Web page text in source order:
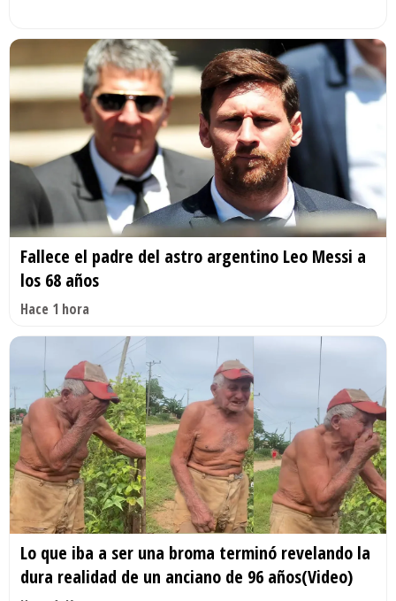
Fallece el padre del astro argentino Leo Messi a
los 68 años
Hace 1 hora
Lo que iba a ser una broma terminó revelando la
dura realidad de un anciano de 96 años(Video)